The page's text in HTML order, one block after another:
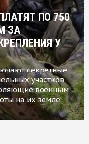
ПО 750
ЗА
У
секретные
участков
военным
на их земле